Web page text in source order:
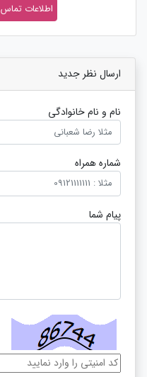
اطلاعات تماس
ارسال نظر جدید
نام و نام خانوادگی
شماره همراه
پیام شما